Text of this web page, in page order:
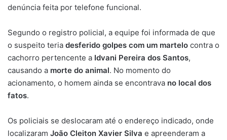
denúncia feita por telefone funcional.
Segundo o registro policial, a equipe foi informada de que
o suspeito teria desferido golpes com um martelo contra o
cachorro pertencente a Idvani Pereira dos Santos,
causando a morte do animal. No momento do
acionamento, o homem ainda se encontrava no local dos
fatos.
Os policiais se deslocaram até o endereço indicado, onde
localizaram João Cleiton Xavier Silva e apreenderam a